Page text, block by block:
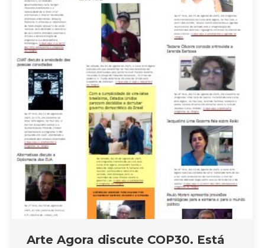
Arte Agora discute COP30. Está